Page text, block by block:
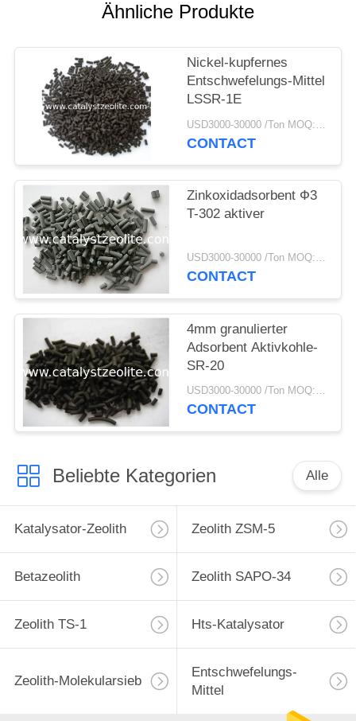
Ähnliche Produkte
Nickel-kupfernes
Entschwefelungs-Mittel
LSSR-1E
USD3000-30000 /Ton MOQ:1 Kilogramm
CONTACT
Zinkoxidadsorbent Ф3
T-302 aktiver
USD3000-30000 /Ton MOQ:1 Kilogramm
CONTACT
4mm granulierter
Adsorbent Aktivkohle-
SR-20
USD3000-30000 /Ton MOQ:1 Kilogramm
CONTACT
Beliebte Kategorien Alle
Katalysator-Zeolith Zeolith ZSM-5
Betazeolith Zeolith SAPO-34
Zeolith TS-1 Hts-Katalysator
Zeolith-Molekularsieb
Entschwefelungs-
Mittel